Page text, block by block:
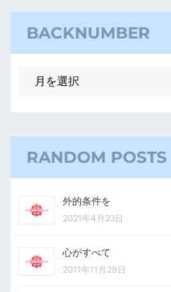
BACKNUMBER
RANDOM POSTS
外的条件を
2021年4月23日
心がすべて
2011年11月29日